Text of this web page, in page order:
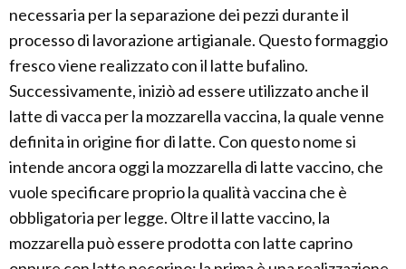
necessaria per la separazione dei pezzi durante il
processo di lavorazione artigianale. Questo formaggio
fresco viene realizzato con il latte bufalino.
Successivamente, iniziò ad essere utilizzato anche il
latte di vacca per la mozzarella vaccina, la quale venne
definita in origine fior di latte. Con questo nome si
intende ancora oggi la mozzarella di latte vaccino, che
vuole specificare proprio la qualità vaccina che è
obbligatoria per legge. Oltre il latte vaccino, la
mozzarella può essere prodotta con latte caprino